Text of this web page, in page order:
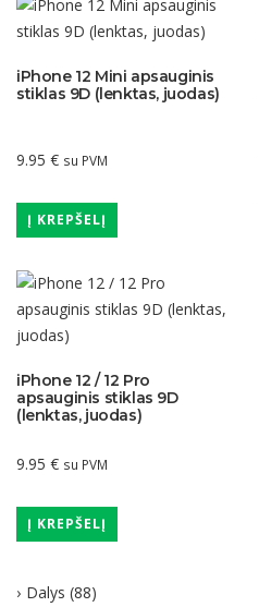
iPhone 12 Mini apsauginis
stiklas 9D (lenktas, juodas)
9.95 € su PVM
Į KREPŠELĮ
iPhone 12 / 12 Pro
apsauginis stiklas 9D
(lenktas, juodas)
9.95 € su PVM
Į KREPŠELĮ
Dalys (88)